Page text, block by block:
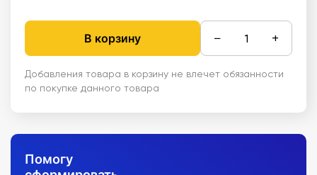
В корзину − +
Добавления товара в корзину не влечет обязанности
по покупке данного товара
Помогу